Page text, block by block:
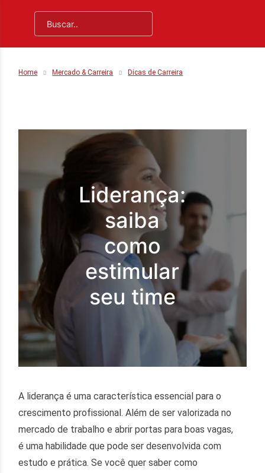
Home Mercado & Carreira Dicas de Carreira
Liderança:
saiba
como
estimular
seu time
A liderança é uma característica essencial para o
crescimento profissional. Além de ser valorizada no
mercado de trabalho e abrir portas para boas vagas,
é uma habilidade que pode ser desenvolvida com
estudo e prática. Se você quer saber como